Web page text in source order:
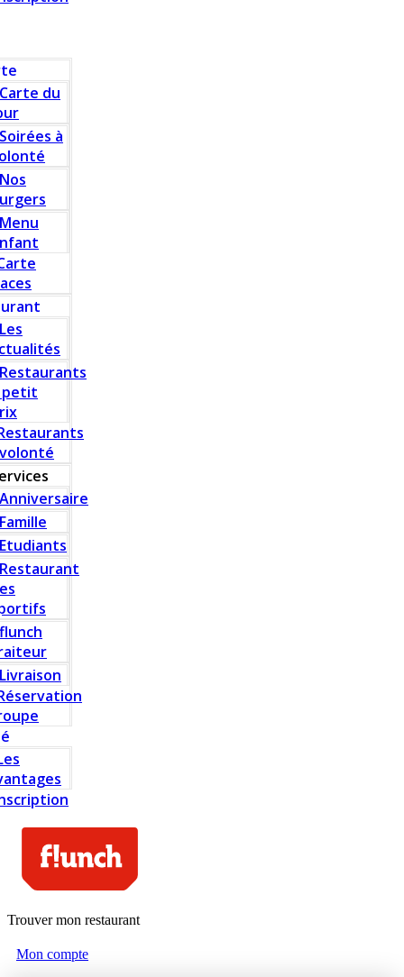
Carte du
Soirées à
Nos
Menu
Les
Restaurants
petit
Anniversaire
Famille
Etudiants
Restaurant
flunch
Livraison
Trouver mon restaurant
Mon compte